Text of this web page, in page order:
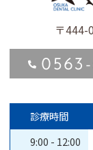
〒444-
診療時間
9:00 - 12:00